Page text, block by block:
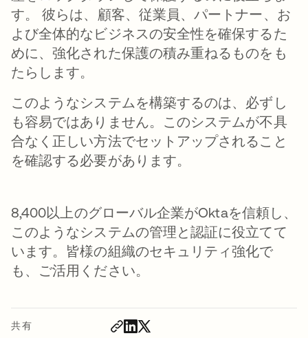
共有
す。 彼らは、顧客、従業員、パートナー、お
よび全体的なビジネスの安全性を確保するた
めに、強化された保護の積み重ねるものをも
たらします。
このようなシステムを構築するのは、必ずし
も容易ではありません。このシステムが不具
合なく正しい方法でセットアップされること
を確認する必要があります。
8,400以上のグローバル企業がOktaを信頼し、
このようなシステムの管理と認証に役立てて
います。皆様の組織のセキュリティ強化で
も、ご活用ください。